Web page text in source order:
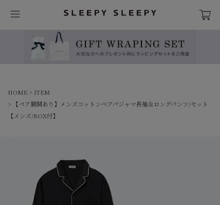
HOME
ITEM
【ペア展開あり】メンズコットンベアパジャマ長袖＆ロングパンツ/セット
【メンズ/BOX付】